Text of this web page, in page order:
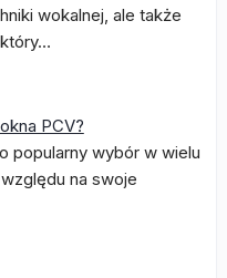
wokalnej, ale także
PCV?
popularny wybór w wielu
na swoje